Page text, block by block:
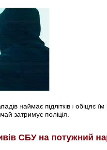
наймає підлітків і обіцяє
затримує поліція.
СБУ на потужний